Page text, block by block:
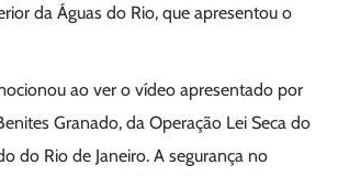
da Águas do Rio, que apresentou o
ao ver o vídeo apresentado por
Granado, da Operação Lei Seca do
do Rio de Janeiro. A segurança no